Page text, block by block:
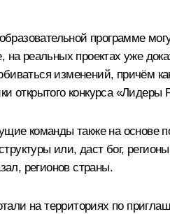
программе
реальных проектах уже
изменений, причём
открытого конкурса «Лидеры
команды также на основе
или, даст бог,
регионов страны.
на территориях по